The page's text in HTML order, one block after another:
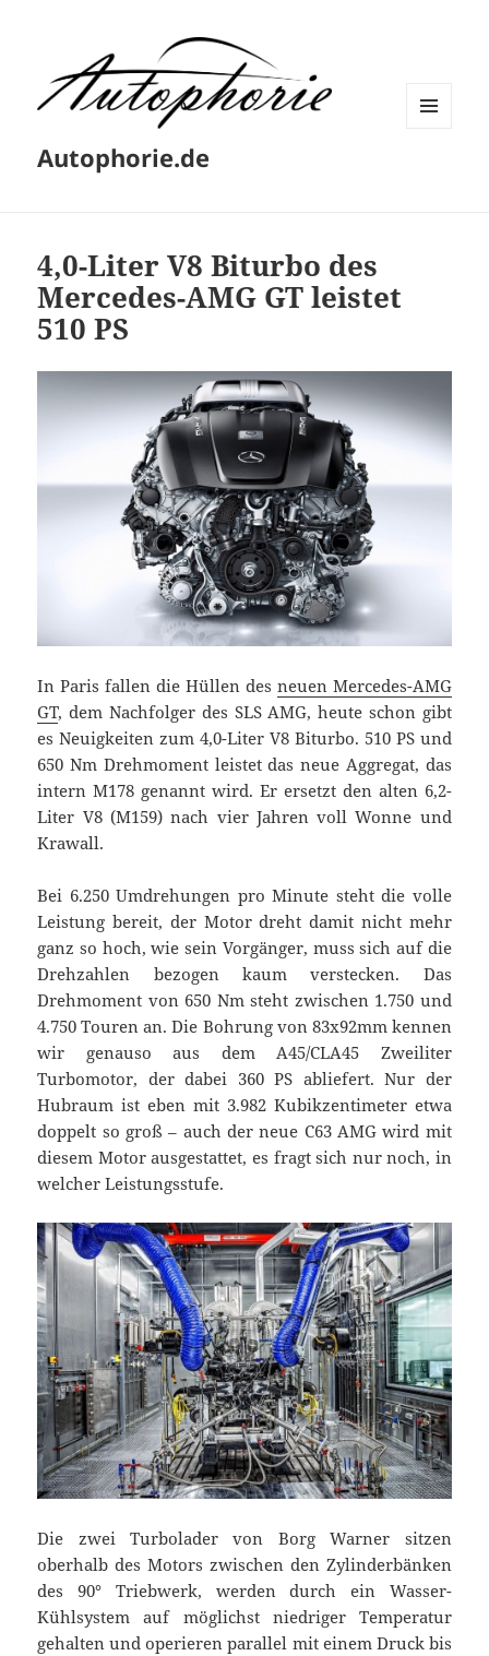
Autophorie.de
4,0-Liter V8 Biturbo des
Mercedes-AMG GT leistet
510 PS
In Paris fallen die Hüllen des neuen Mercedes-AMG
GT, dem Nachfolger des SLS AMG, heute schon gibt
es Neuigkeiten zum 4,0-Liter V8 Biturbo. 510 PS und
650 Nm Drehmoment leistet das neue Aggregat, das
intern M178 genannt wird. Er ersetzt den alten 6,2-
Liter V8 (M159) nach vier Jahren voll Wonne und
Krawall.
Bei 6.250 Umdrehungen pro Minute steht die volle
Leistung bereit, der Motor dreht damit nicht mehr
ganz so hoch, wie sein Vorgänger, muss sich auf die
Drehzahlen bezogen kaum verstecken. Das
Drehmoment von 650 Nm steht zwischen 1.750 und
4.750 Touren an. Die Bohrung von 83x92mm kennen
wir genauso aus dem A45/CLA45 Zweiliter
Turbomotor, der dabei 360 PS abliefert. Nur der
Hubraum ist eben mit 3.982 Kubikzentimeter etwa
doppelt so groß – auch der neue C63 AMG wird mit
diesem Motor ausgestattet, es fragt sich nur noch, in
welcher Leistungsstufe.
Die zwei Turbolader von Borg Warner sitzen
oberhalb des Motors zwischen den Zylinderbänken
des 90° Triebwerk, werden durch ein Wasser-
Kühlsystem auf möglichst niedriger Temperatur
gehalten und operieren parallel mit einem Druck bis